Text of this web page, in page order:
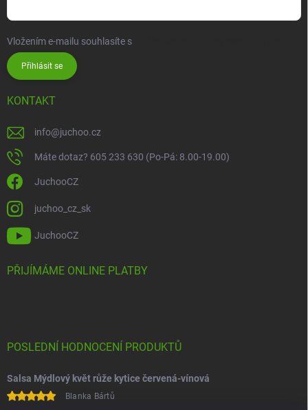
Vložením e-mailu souhlasíte s
Přihlásit se
KONTAKT
info@juchoo.cz
Máte dotaz? 605 233 630 (Po-Pá: 8.00-19.00)
JuchooCZ
juchoo_cz_sk
JuchooCZ
PŘIJÍMÁME ONLINE PLATBY
POSLEDNÍ HODNOCENÍ PRODUKTŮ
Salsa Mýdlový květ růže kytice červená-vínová
Blanka Bártů